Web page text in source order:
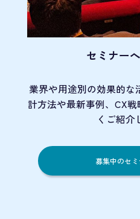
セミナー
業界や用途別の効果的な
計方法や最新事例、CX
くご紹介
募集中のセ